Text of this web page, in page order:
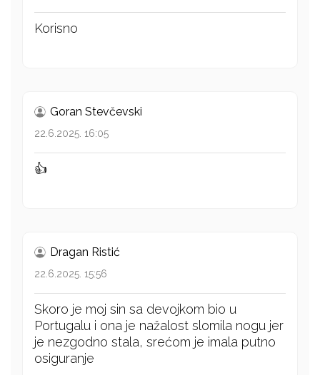
Korisno
Goran Stevčevski
22.6.2025. 16:05
👍
Dragan Ristić
22.6.2025. 15:56
Skoro je moj sin sa devojkom bio u
Portugalu i ona je nažalost slomila nogu jer
je nezgodno stala, srećom je imala putno
osiguranje